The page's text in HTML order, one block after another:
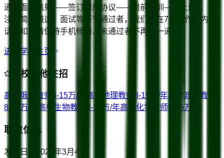
通知面试结果——签订聘用协议——岗前培训——上岗。
注：简历遴选、面试等环节通过者，我们将在7个工作日内电
话通知，请保持手机畅通，未通过者不再一一通知。
进入学校主页
该校其他在招
高中俄语教师 8-15万/年 高中地理教师 8-15万/年高中政治教师
8-15万/年
高中生物教师 8-15万/年高中化学教师8-15万/年
职位信息
发布日期
2026年3月4日